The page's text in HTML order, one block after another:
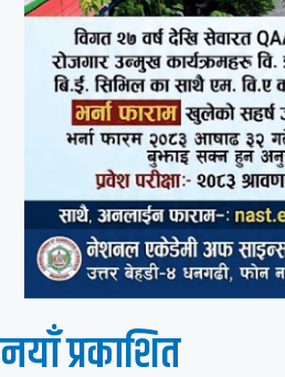
नयाँ प्रकाशित